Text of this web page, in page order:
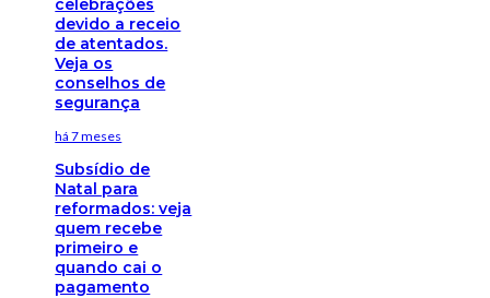
devido a receio
de atentados.
Veja os
conselhos de
segurança
há 7 meses
Subsídio de
Natal para
reformados: veja
quem recebe
primeiro e
quando cai o
pagamento